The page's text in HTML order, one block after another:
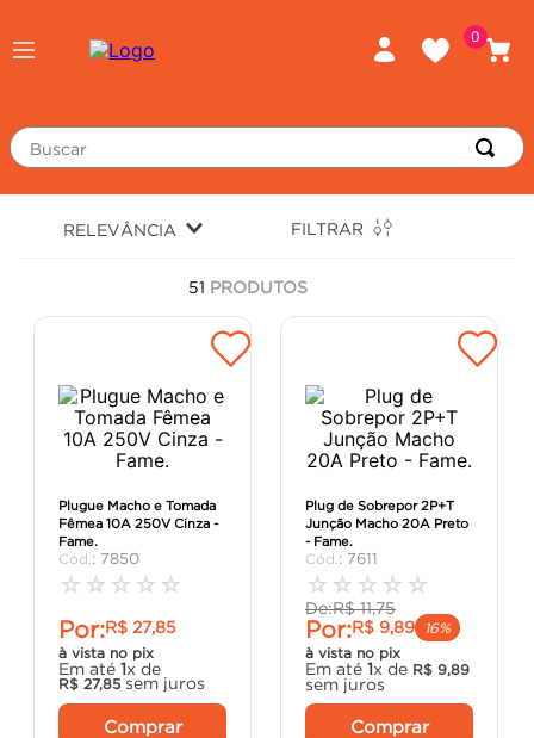
0
Buscar
RELEVÂNCIA FILTRAR
51 PRODUTOS
Plugue Macho e Tomada
Fêmea 10A 250V Cinza -
Fame.
: 7850
☆ ☆ ☆ ☆ ☆
Por:R$ 27,85
à vista no pix
Em até 1x de
R$ 27,85 sem juros
Comprar
Plug de Sobrepor 2P+T
Junção Macho 20A Preto
- Fame.
: 7611
☆ ☆ ☆ ☆ ☆
De:R$ 11,75
Por:R$ 9,89
16%
à vista no pix
Em até 1x de R$ 9,89
sem juros
Comprar
massa corrida
chuveiro
argamassa
porta
cimento
º cadeira